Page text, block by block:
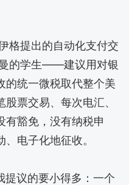
格提出的自动化支付交
的学生——建议用对银
的统一微税取代整个美
票交易、每次电汇、
有豁免，没有纳税申
电子化地征收。
提议的要小得多：一个